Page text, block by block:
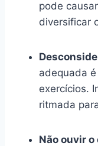
pode
diversificar
adequada
exercícios.
ritmada
Não ouvir o